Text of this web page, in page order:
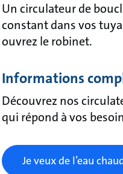
Un circulateur de
constant dans vos
ouvrez le robinet.
Informations
Découvrez nos
qui répond à vos
Je veux de l’eau